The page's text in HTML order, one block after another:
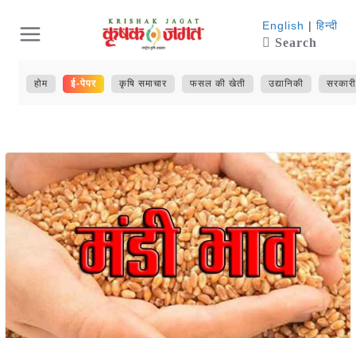
content
English | हिन्दी
Search
होम ई-पेपर कृषि समाचार फसल की खेती उद्यानिकी